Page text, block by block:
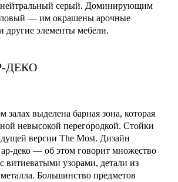
нейтральный серый. Доминирующим
— им окрашены арочные
другие элементы мебели.
ДЕКО
выделена барная зона, которая
невысокой перегородкой. Стойки
версии The Most. Дизайн
деко — об этом говорит множество
витиеватыми узорами, детали из
Большинство предметов